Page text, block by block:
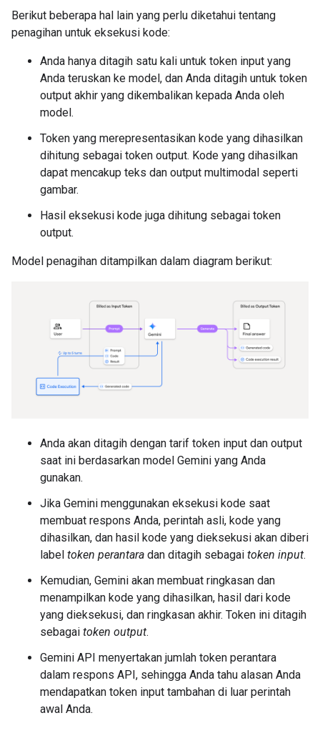
Berikut beberapa hal lain yang perlu diketahui tentang
penagihan untuk eksekusi kode:
Anda hanya ditagih satu kali untuk token input yang
Anda teruskan ke model, dan Anda ditagih untuk token
output akhir yang dikembalikan kepada Anda oleh
model.
Token yang merepresentasikan kode yang dihasilkan
dihitung sebagai token output. Kode yang dihasilkan
dapat mencakup teks dan output multimodal seperti
gambar.
Hasil eksekusi kode juga dihitung sebagai token
output.
Model penagihan ditampilkan dalam diagram berikut:
Anda akan ditagih dengan tarif token input dan output
saat ini berdasarkan model Gemini yang Anda
gunakan.
Jika Gemini menggunakan eksekusi kode saat
membuat respons Anda, perintah asli, kode yang
dihasilkan, dan hasil kode yang dieksekusi akan diberi
label token perantara dan ditagih sebagai token input.
Kemudian, Gemini akan membuat ringkasan dan
menampilkan kode yang dihasilkan, hasil dari kode
yang dieksekusi, dan ringkasan akhir. Token ini ditagih
sebagai token output.
Gemini API menyertakan jumlah token perantara
dalam respons API, sehingga Anda tahu alasan Anda
mendapatkan token input tambahan di luar perintah
awal Anda.